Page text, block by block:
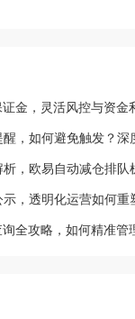
金，灵活风控与资金
，欧易自动减仓排队